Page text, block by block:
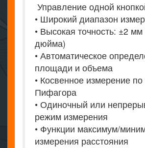
Управление одной
• Широкий диапазон
• Высокая точность: ±2
дюйма)
• Автоматическое
площади и объема
• Косвенное измерение
Пифагора
• Одиночный или
режим измерения
• Функции максимум/
измерения расстояния